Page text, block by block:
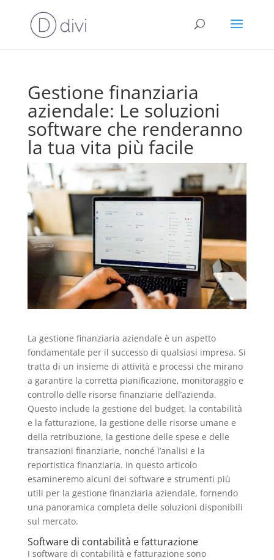
Gestione finanziaria
aziendale: Le soluzioni
software che renderanno
la tua vita più facile
La gestione finanziaria aziendale è un aspetto
fondamentale per il successo di qualsiasi impresa. Si
tratta di un insieme di attività e processi che mirano
a garantire la corretta pianificazione, monitoraggio e
controllo delle risorse finanziarie dell’azienda.
Questo include la gestione del budget, la contabilità
e la fatturazione, la gestione delle risorse umane e
della retribuzione, la gestione delle spese e delle
transazioni finanziarie, nonché l’analisi e la
reportistica finanziaria. In questo articolo
esamineremo alcuni dei software e strumenti più
utili per la gestione finanziaria aziendale, fornendo
una panoramica completa delle soluzioni disponibili
sul mercato.
Software di contabilità e fatturazione
I software di contabilità e fatturazione sono